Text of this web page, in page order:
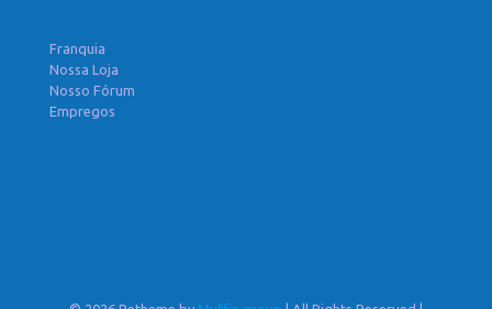
Franquia
Nossa Loja
Nosso Fórum
Empregos